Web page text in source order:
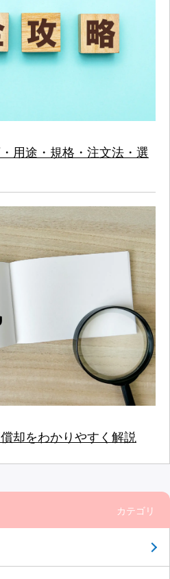
用途・規格・注文法・選
却をわかりやすく解説
カテゴリ